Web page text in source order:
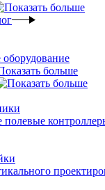
оборудование
полевые